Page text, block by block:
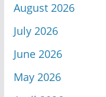
August 2026
July 2026
June 2026
May 2026